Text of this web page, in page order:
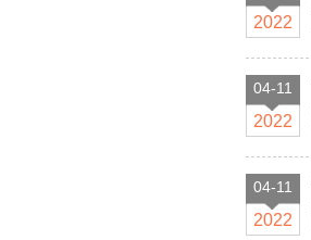
2022
04-11
2022
04-11
2022